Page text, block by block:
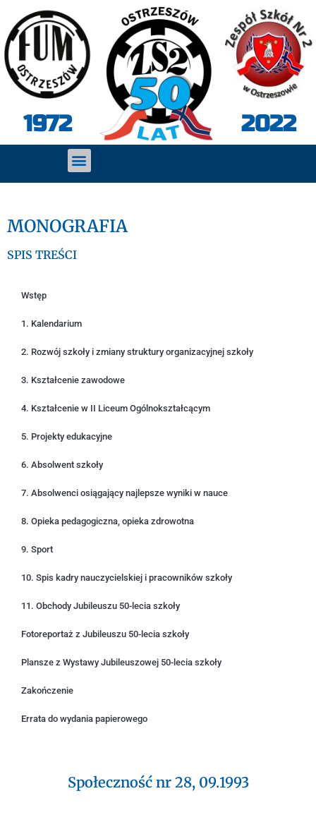
1972 2022
MONOGRAFIA
SPIS TREŚCI
Wstęp
1. Kalendarium
2. Rozwój szkoły i zmiany struktury organizacyjnej szkoły
3. Kształcenie zawodowe
4. Kształcenie w II Liceum Ogólnokształcącym
5. Projekty edukacyjne
6. Absolwent szkoły
7. Absolwenci osiągający najlepsze wyniki w nauce
8. Opieka pedagogiczna, opieka zdrowotna
9. Sport
10. Spis kadry nauczycielskiej i pracowników szkoły
11. Obchody Jubileuszu 50-lecia szkoły
Fotoreportaż z Jubileuszu 50-lecia szkoły
Plansze z Wystawy Jubileuszowej 50-lecia szkoły
Zakończenie
Errata do wydania papierowego
Społeczność nr 28, 09.1993